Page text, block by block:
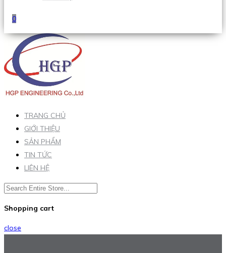
0
TRANG CHỦ
GIỚI THIỆU
SẢN PHẨM
TIN TỨC
LIÊN HỆ
Shopping cart
close